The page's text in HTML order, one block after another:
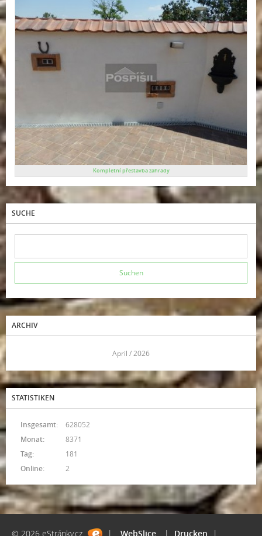
Kompletní přestavba zahrady
SUCHE
ARCHIV
April / 2026
STATISTIKEN
Online: 2
Insgesamt:
628052
Monat:
8371
Tag:
181
© 2026 eStránky.cz | WebSlice | Drucken |